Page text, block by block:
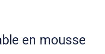
en mousse